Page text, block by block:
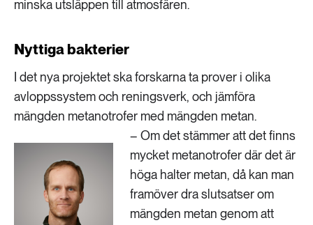
minska utsläppen till atmosfären.
Nyttiga bakterier
I det nya projektet ska forskarna ta prover i olika
avloppssystem och reningsverk, och jämföra
mängden metanotrofer med mängden metan.
– Om det stämmer att det finns
mycket metanotrofer där det är
höga halter metan, då kan man
framöver dra slutsatser om
mängden metan genom att